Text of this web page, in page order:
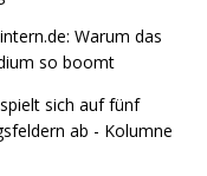
Warum das
so boomt
sich auf fünf
ab - Kolumne